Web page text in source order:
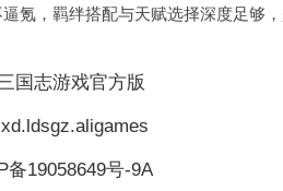
氪，羁绊搭配与天赋选择深度足够
国志游戏官方版
备19058649号-9A